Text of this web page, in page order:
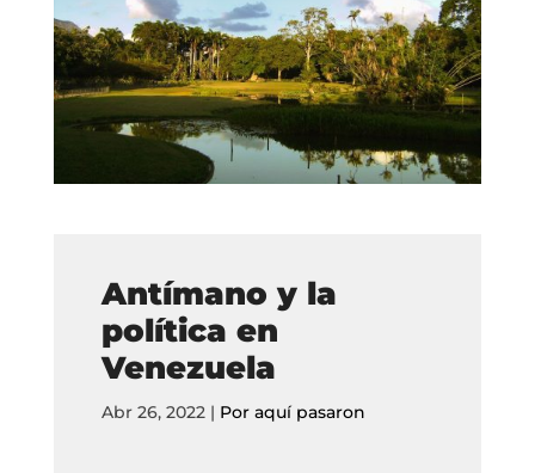
Antímano y la
política en
Venezuela
Abr 26, 2022| Por aquí pasaron